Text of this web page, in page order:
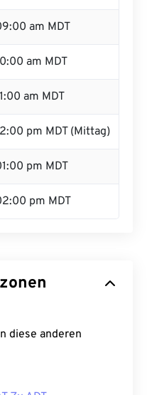
am MDT
am MDT
am MDT
pm MDT (Mittag)
pm MDT
pm MDT
diese anderen